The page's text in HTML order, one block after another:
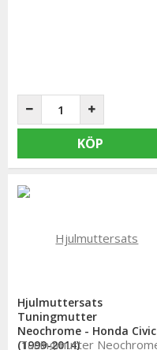
KÖP
Hjulmuttersats
Tuningmutter
Neochrome - Honda Civic
(1999-2014)